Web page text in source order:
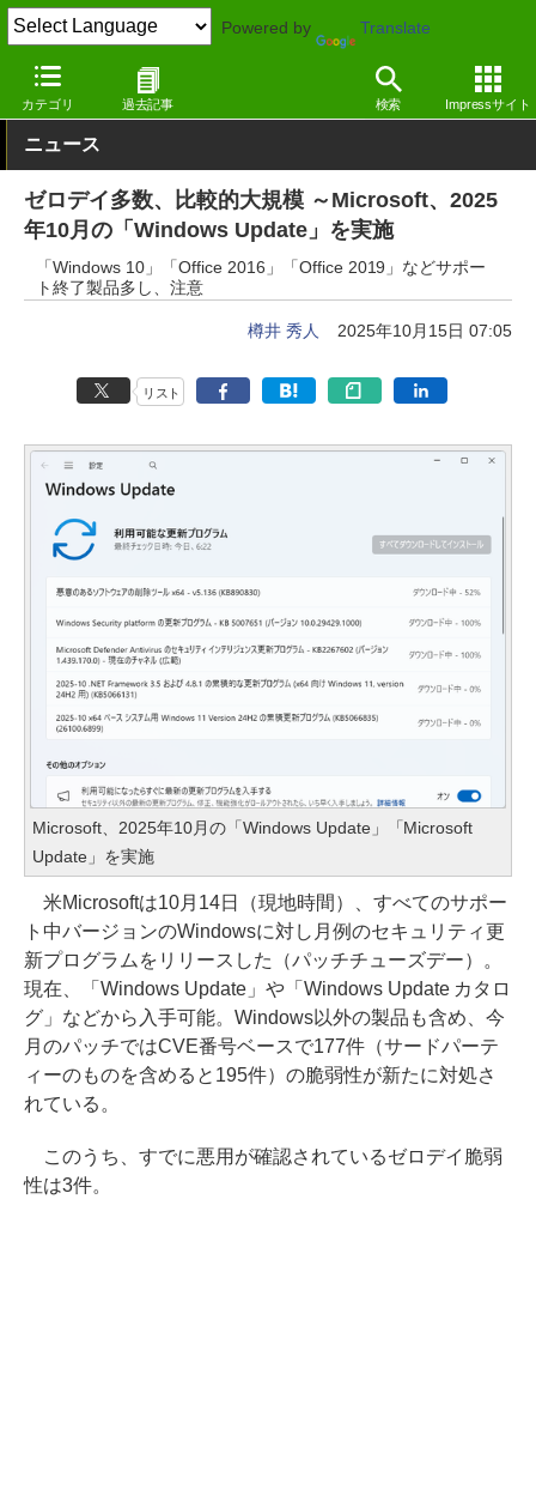
Powered by Translate
カテゴリ 過去記事 検索 Impressサイト
窓の杜 セキュリティ
ニュース
ゼロデイ多数、比較的大規模 ～Microsoft、2025
年10月の「Windows Update」を実施
「Windows 10」「Office 2016」「Office 2019」などサポー
ト終了製品多し、注意
樽井 秀人 2025年10月15日 07:05
リスト
Microsoft、2025年10月の「Windows Update」「Microsoft
Update」を実施
米Microsoftは10月14日（現地時間）、すべてのサポー
ト中バージョンのWindowsに対し月例のセキュリティ更
新プログラムをリリースした（パッチチューズデー）。
現在、「Windows Update」や「Windows Update カタロ
グ」などから入手可能。Windows以外の製品も含め、今
月のパッチではCVE番号ベースで177件（サードパーテ
ィーのものを含めると195件）の脆弱性が新たに対処さ
れている。
このうち、すでに悪用が確認されているゼロデイ脆弱
性は3件。